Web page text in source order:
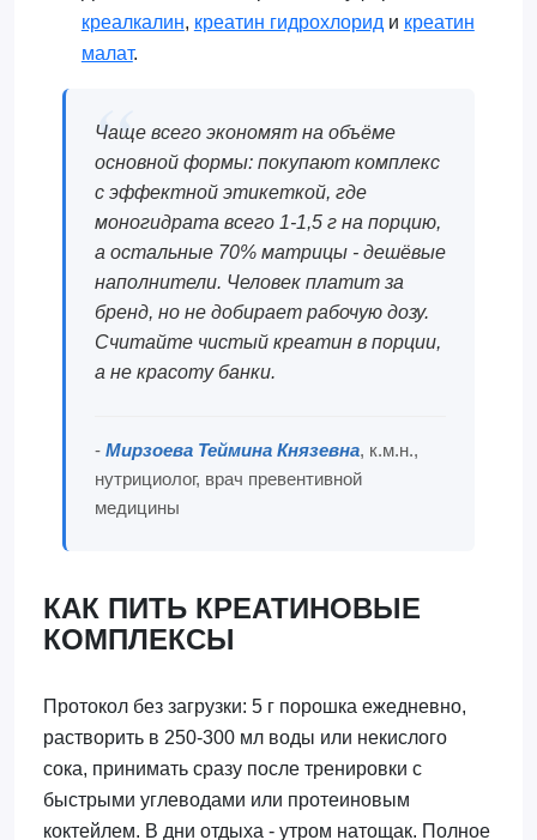
креалкалин, креатин гидрохлориди креатин
малат.
Чаще всего экономят на объёме
основной формы: покупают комплекс
с эффектной этикеткой, где
моногидрата всего 1-1,5 г на порцию,
а остальные 70% матрицы - дешёвые
наполнители. Человек платит за
бренд, но не добирает рабочую дозу.
Считайте чистый креатин в порции,
а не красоту банки.
- Мирзоева Теймина Князевна, к.м.н.,
нутрициолог, врач превентивной
медицины
КАК ПИТЬ КРЕАТИНОВЫЕ
КОМПЛЕКСЫ
Протокол без загрузки: 5 г порошка ежедневно,
растворить в 250-300 мл воды или некислого
сока, принимать сразу после тренировки с
быстрыми углеводами или протеиновым
коктейлем. В дни отдыха - утром натощак. Полное